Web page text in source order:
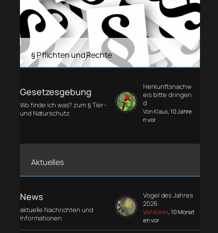
§ Pflichten und Rechte
Gesetzesgebung
Wo finde ich was? zum § Tier-
und Naturschutz
Herkunftsnachw
eis bitte dringen
d
Von Klaus, 10 Jahre
n vor
Aktuelles
News
aktuelle Nachrichten und
Informationen
Vogel des Jahres
2026
Von Konni, 10 Monat
en vor